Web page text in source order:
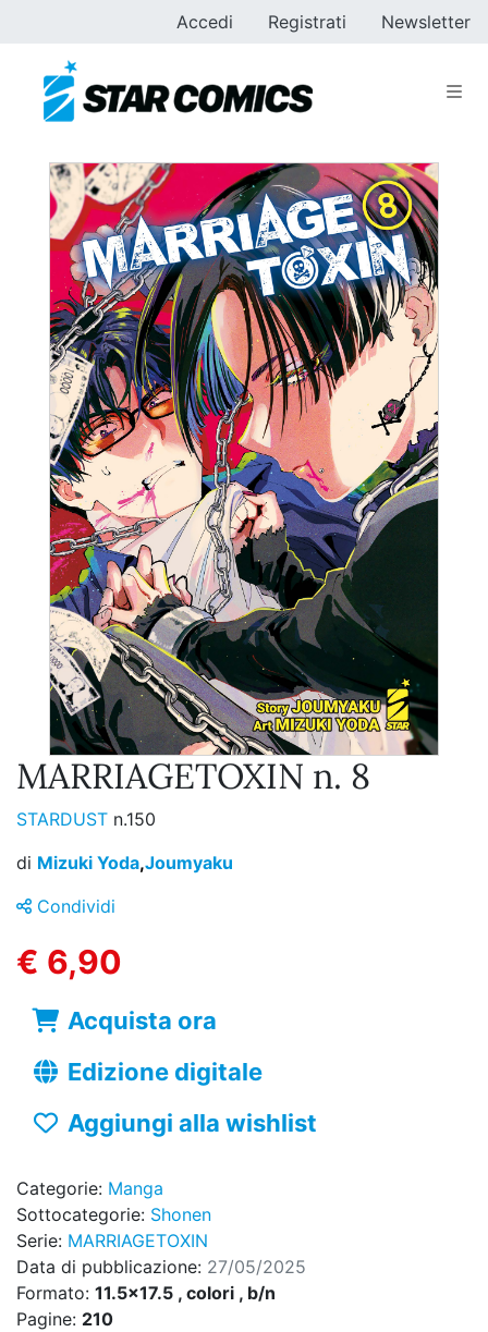
Accedi Registrati Newsletter
MARRIAGETOXIN n. 8
STARDUST n.150
di Mizuki Yoda,Joumyaku
Condividi
€ 6,90
Acquista ora
Edizione digitale
Aggiungi alla wishlist
Categorie: Manga
Sottocategorie: Shonen
Serie: MARRIAGETOXIN
Data di pubblicazione: 27/05/2025
Formato: 11.5x17.5 , colori , b/n
Pagine: 210